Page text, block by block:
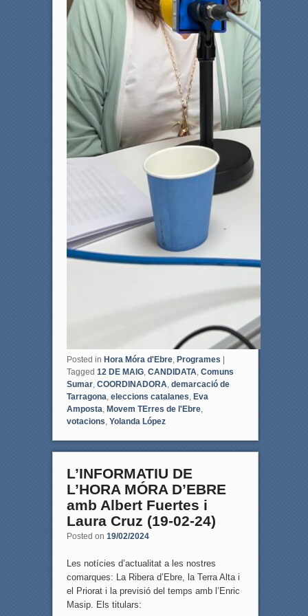
Posted in Hora Móra d'Ebre, Programes
Tagged 12 DE MAIG, CANDIDATA, Comuns
Sumar, COORDINADORA, demarcació de
Tarragona, eleccions catalanes, Eva
Amposta, Movem TErres de l'Ebre,
votacions, Yolanda López
L’INFORMATIU DE
L’HORA MÓRA D’EBRE
amb Albert Fuertes i
Laura Cruz (19-02-24)
Posted on 19/02/2024
Les notícies d’actualitat a les nostres
comarques: La Ribera d’Ebre, la Terra Alta i
el Priorat i la previsió del temps amb l’Enric
Masip. Els titulars: